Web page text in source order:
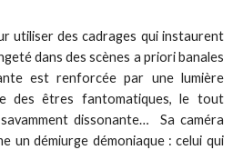
utiliser des cadrages qui instaurent
dans des scènes a priori banales
est renforcée par une lumière
des êtres fantomatiques, le tout
dissonante… Sa caméra
un démiurge démoniaque : celui qui